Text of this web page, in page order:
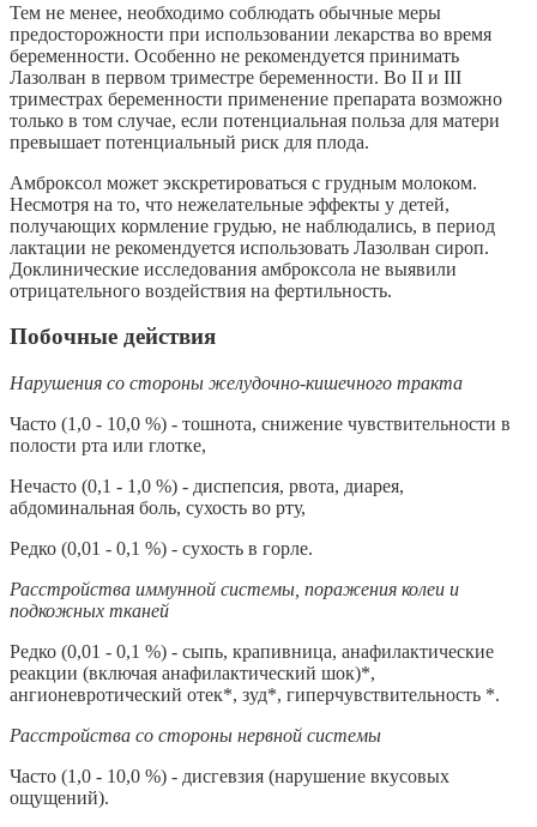
Тем не менее, необходимо соблюдать обычные меры
предосторожности при использовании лекарства во время
беременности. Особенно не рекомендуется принимать
Лазолван в первом триместре беременности. Во II и III
триместрах беременности применение препарата возможно
только в том случае, если потенциальная польза для матери
превышает потенциальный риск для плода.
Амброксол может экскретироваться с грудным молоком.
Несмотря на то, что нежелательные эффекты у детей,
получающих кормление грудью, не наблюдались, в период
лактации не рекомендуется использовать Лазолван сироп.
Доклинические исследования амброксола не выявили
отрицательного воздействия на фертильность.
Побочные действия
Нарушения со стороны желудочно-кишечного тракта
Часто (1,0 - 10,0 %) - тошнота, снижение чувствительности в
полости рта или глотке,
Нечасто (0,1 - 1,0 %) - диспепсия, рвота, диарея,
абдоминальная боль, сухость во рту,
Редко (0,01 - 0,1 %) - сухость в горле.
Расстройства иммунной системы, поражения колеи и
подкожных тканей
Редко (0,01 - 0,1 %) - сыпь, крапивница, анафилактические
реакции (включая анафилактический шок)*,
ангионевротический отек*, зуд*, гиперчувствительность *.
Расстройства со стороны нервной системы
Часто (1,0 - 10,0 %) - дисгевзия (нарушение вкусовых
ощущений).